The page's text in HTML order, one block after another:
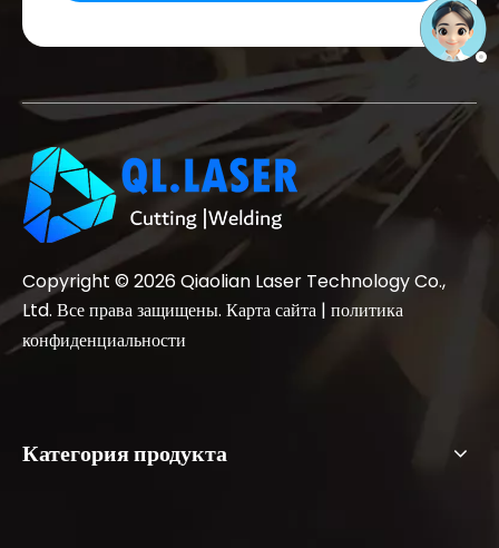
Copyright © 2026Qiaolian Laser Technology Co.,
Ltd. Все права защищены. Карта сайта | политика
конфиденциальности
Категория продукта